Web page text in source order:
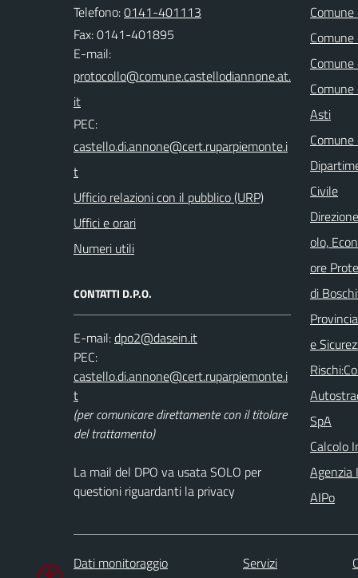
Telefono:0141-401113
Fax: 0141-401895
E-mail:
PEC:
Ufficio relazioni con il pubblico (URP)
Uffici e orari
Numeri utili
CONTATTI D.P.O.
E-mail:
PEC:
(per comunicare direttamente con il titolare
del trattamento)
La mail del DPO va usata SOLO per
questioni riguardanti la privacy
Comune
Comune
Asti
Civile
olo,
ore
di
e
SpA
Calcolo
Agenzia
AIPo
Dati monitoraggio Servizi